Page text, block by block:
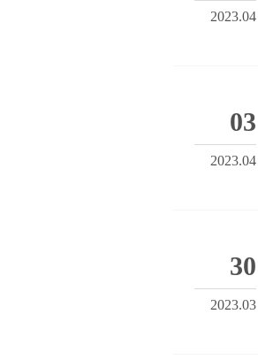
2023.04
03
2023.04
30
2023.03